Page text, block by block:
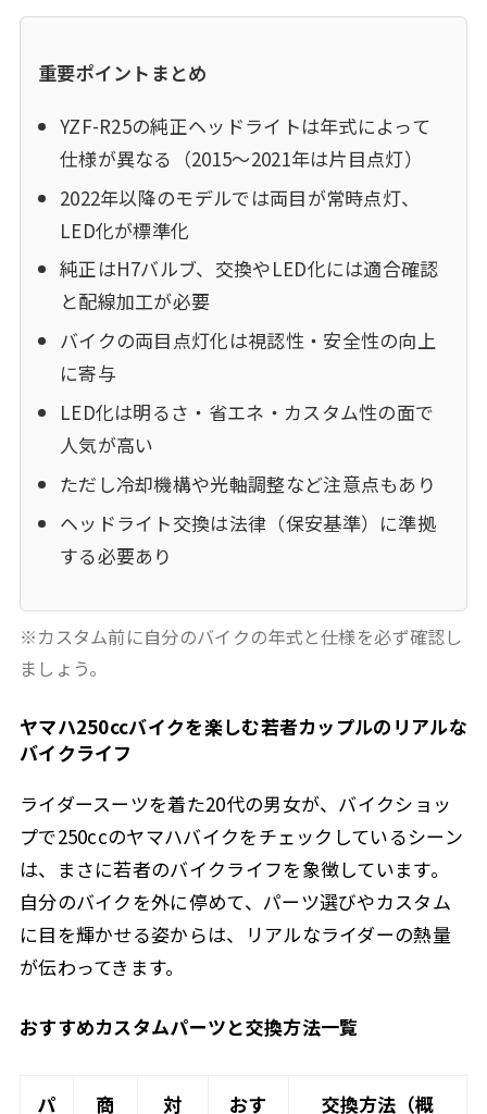
重要ポイントまとめ
YZF-R25の純正ヘッドライトは年式によって
仕様が異なる（2015～2021年は片目点灯）
2022年以降のモデルでは両目が常時点灯、
LED化が標準化
純正はH7バルブ、交換やLED化には適合確認
と配線加工が必要
バイクの両目点灯化は視認性・安全性の向上
に寄与
LED化は明るさ・省エネ・カスタム性の面で
人気が高い
ただし冷却機構や光軸調整など注意点もあり
ヘッドライト交換は法律（保安基準）に準拠
する必要あり
※カスタム前に自分のバイクの年式と仕様を必ず確認し
ましょう。
ヤマハ250ccバイクを楽しむ若者カップルのリアルな
バイクライフ
ライダースーツを着た20代の男女が、バイクショッ
プで250ccのヤマハバイクをチェックしているシーン
は、まさに若者のバイクライフを象徴しています。
自分のバイクを外に停めて、パーツ選びやカスタム
に目を輝かせる姿からは、リアルなライダーの熱量
が伝わってきます。
おすすめカスタムパーツと交換方法一覧
パ 商 対 おす 交換方法（概